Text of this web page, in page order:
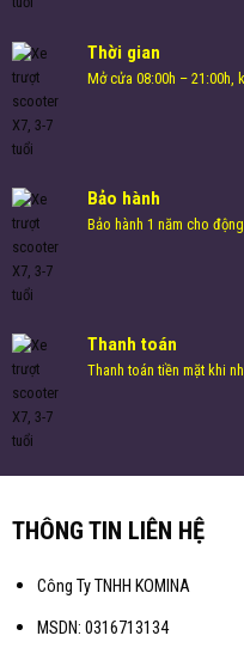
Thời gian
Mở cửa 08:00h – 21:00h,
Bảo hành
Bảo hành 1 năm cho
Thanh toán
Thanh toán tiền mặt khi
THÔNG TIN LIÊN HỆ
Công Ty TNHH KOMINA
MSDN: 0316713134